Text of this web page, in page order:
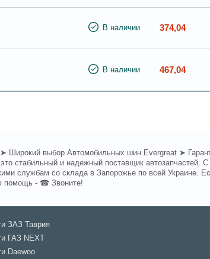
В наличии 374,04
В наличии 467,04
Широкий выбор Автомобильных шин Evergreat ➤
стабильный и надежный поставщик автозапчастей.
службам со склада в Запорожье по всей Украине.
помощь - ☎ Звоните!
ЗАЗ Таврия
ГАЗ NEXT
Daewoo